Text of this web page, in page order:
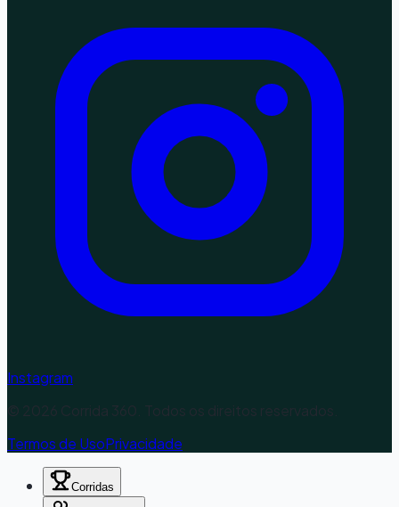
Instagram
© 2026 Corrida 360. Todos os direitos reservados.
Termos de UsoPrivacidade
Corridas